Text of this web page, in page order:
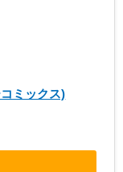
ミックス)